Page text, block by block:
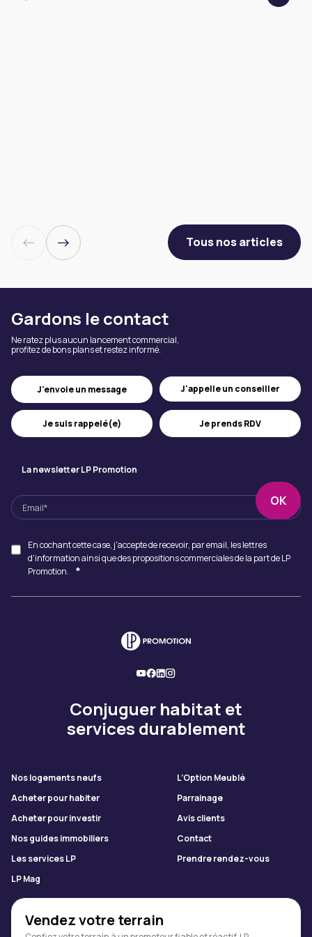
Tous nos articles
Gardons le contact
Ne ratez plus aucun lancement commercial,
profitez de bons plans et restez informé.
J'envoie un message J'appelle un conseiller
Je suis rappelé(e) Je prends RDV
La newsletter LP Promotion
En cochant cette case, j'accepte de recevoir, par email, les lettres
d'information ainsi que des propositions commerciales de la part de LP
Promotion.
*
Conjuguer habitat et
services durablement
Nos logements neufs
L’Option Meublé
Acheter pour habiter
Parrainage
Acheter pour investir
Avis clients
Nos guides immobiliers
Contact
Les services LP
Prendre rendez-vous
LP Mag
Vendez votre terrain